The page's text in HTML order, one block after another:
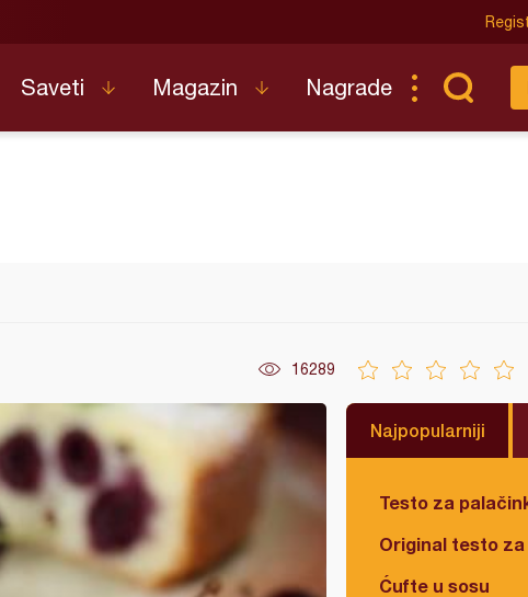
Saveti Magazin Nagrade
16289
Najpopularniji
Testo za
Original testo za
Ćufte u sosu